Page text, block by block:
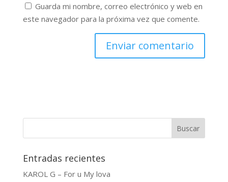
Guarda mi nombre, correo electrónico y web en
este navegador para la próxima vez que comente.
Buscar
Entradas recientes
KAROL G – For u My lova